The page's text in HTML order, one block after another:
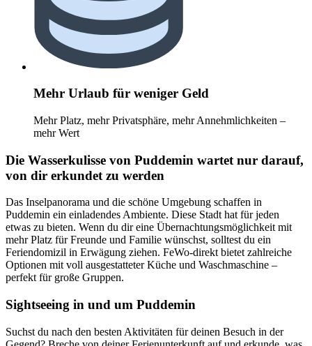
Mehr Urlaub für weniger Geld
Mehr Platz, mehr Privatsphäre, mehr Annehmlichkeiten –
mehr Wert
Die Wasserkulisse von Puddemin wartet nur darauf,
von dir erkundet zu werden
Das Inselpanorama und die schöne Umgebung schaffen in
Puddemin ein einladendes Ambiente. Diese Stadt hat für jeden
etwas zu bieten. Wenn du dir eine Übernachtungsmöglichkeit mit
mehr Platz für Freunde und Familie wünschst, solltest du ein
Feriendomizil in Erwägung ziehen. FeWo-direkt bietet zahlreiche
Optionen mit voll ausgestatteter Küche und Waschmaschine –
perfekt für große Gruppen.
Sightseeing in und um Puddemin
Suchst du nach den besten Aktivitäten für deinen Besuch in der